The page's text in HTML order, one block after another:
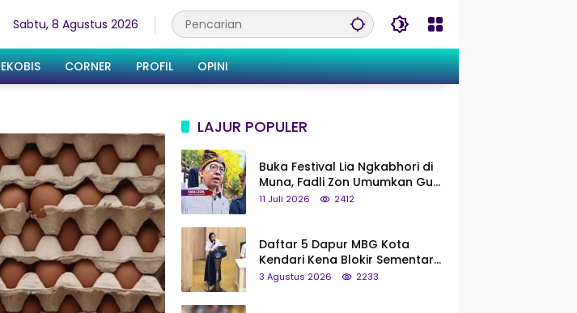
Sabtu, 8 Agustus 2026
EKOBIS CORNER PROFIL OPINI
LAJUR POPULER
Buka Festival Lia Ngkabhori di
Muna, Fadli Zon Umumkan Gua
Metanduno Segera Naik Status
11 Juli 2026 2412
Daftar 5 Dapur MBG Kota
Kendari Kena Blokir Sementara
dari Pusat
3 Agustus 2026 2233